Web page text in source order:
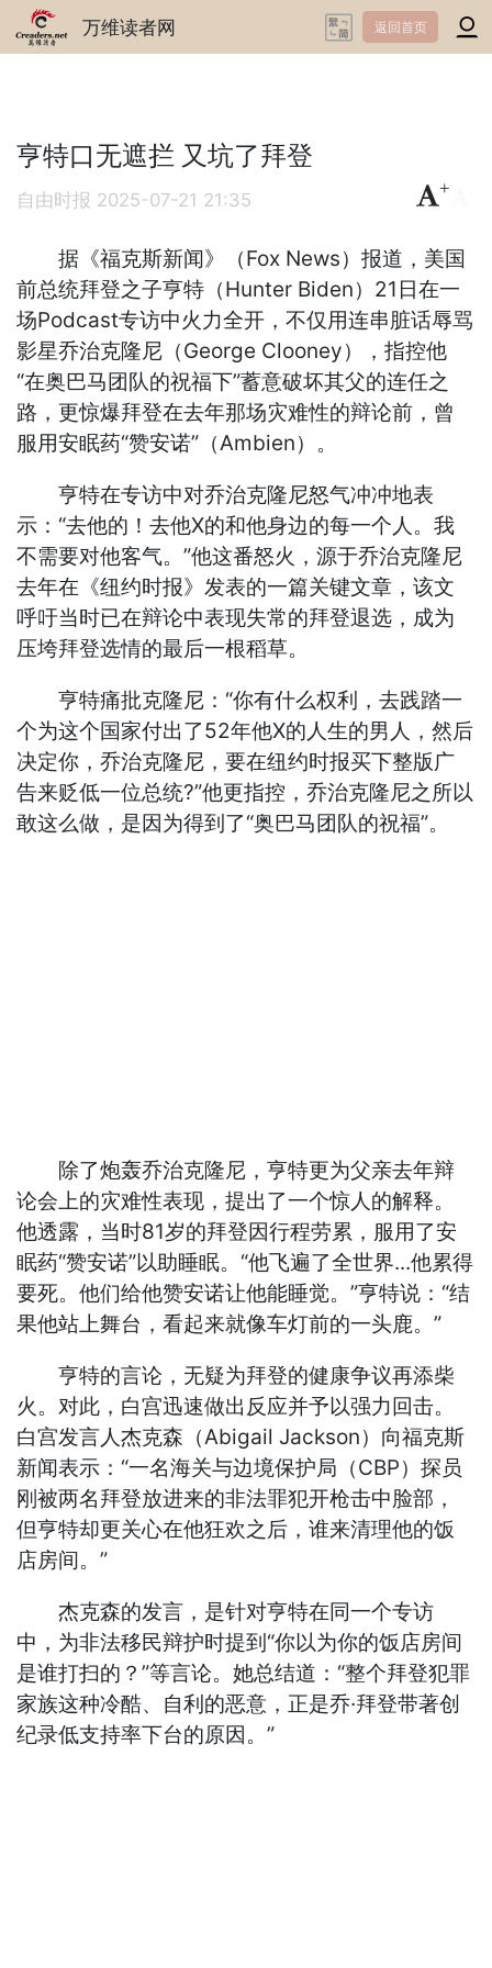
万维读者网 返回首页
亨特口无遮拦 又坑了拜登
自由时报 2025-07-21 21:35
+
据《福克斯新闻》（Fox News）报道，美国
前总统拜登之子亨特（Hunter Biden）21日在一
场Podcast专访中火力全开，不仅用连串脏话辱骂
影星乔治克隆尼（George Clooney），指控他
“在奥巴马团队的祝福下”蓄意破坏其父的连任之
路，更惊爆拜登在去年那场灾难性的辩论前，曾
服用安眠药“赞安诺”（Ambien）。
亨特在专访中对乔治克隆尼怒气冲冲地表
示：“去他的！去他X的和他身边的每一个人。我
不需要对他客气。”他这番怒火，源于乔治克隆尼
去年在《纽约时报》发表的一篇关键文章，该文
呼吁当时已在辩论中表现失常的拜登退选，成为
压垮拜登选情的最后一根稻草。
亨特痛批克隆尼：“你有什么权利，去践踏一
个为这个国家付出了52年他X的人生的男人，然后
决定你，乔治克隆尼，要在纽约时报买下整版广
告来贬低一位总统?”他更指控，乔治克隆尼之所以
敢这么做，是因为得到了“奥巴马团队的祝福”。
除了炮轰乔治克隆尼，亨特更为父亲去年辩
论会上的灾难性表现，提出了一个惊人的解释。
他透露，当时81岁的拜登因行程劳累，服用了安
眠药“赞安诺”以助睡眠。“他飞遍了全世界...他累得
要死。他们给他赞安诺让他能睡觉。”亨特说：“结
果他站上舞台，看起来就像车灯前的一头鹿。”
亨特的言论，无疑为拜登的健康争议再添柴
火。对此，白宫迅速做出反应并予以强力回击。
白宫发言人杰克森（Abigail Jackson）向福克斯
新闻表示：“一名海关与边境保护局（CBP）探员
刚被两名拜登放进来的非法罪犯开枪击中脸部，
但亨特却更关心在他狂欢之后，谁来清理他的饭
店房间。”
杰克森的发言，是针对亨特在同一个专访
中，为非法移民辩护时提到“你以为你的饭店房间
是谁打扫的？”等言论。她总结道：“整个拜登犯罪
家族这种冷酷、自利的恶意，正是乔·拜登带著创
纪录低支持率下台的原因。”